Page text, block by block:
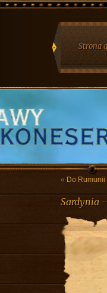
Strona
« Do
Sardynia